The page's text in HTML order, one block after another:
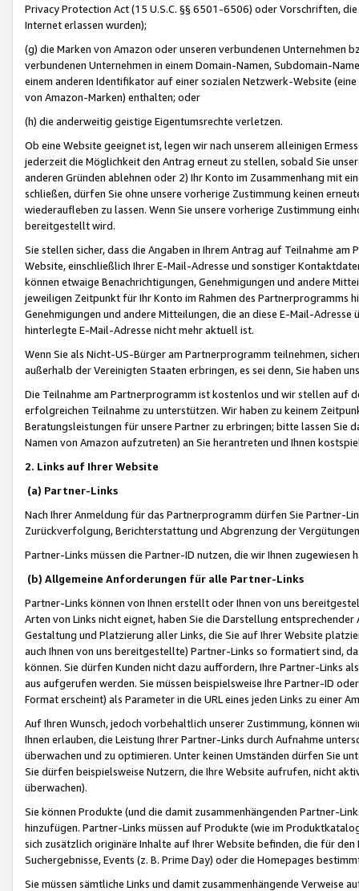
Privacy Protection Act (15 U.S.C. §§ 6501-6506) oder Vorschriften,
Internet erlassen wurden);
(g) die Marken von Amazon oder unseren verbundenen Unternehmen
verbundenen Unternehmen in einem Domain-Namen, Subdomain-
einem anderen Identifikator auf einer sozialen Netzwerk-Website
von Amazon-Marken) enthalten; oder
(h) die anderweitig geistige Eigentumsrechte verletzen.
Ob eine Website geeignet ist, legen wir nach unserem alleinigen
jederzeit die Möglichkeit den Antrag erneut zu stellen, sobald Sie
anderen Gründen ablehnen oder 2) Ihr Konto im Zusammenhang mit
schließen, dürfen Sie ohne unsere vorherige Zustimmung keinen
wiederaufleben zu lassen. Wenn Sie unsere vorherige Zustimmung
bereitgestellt wird.
Sie stellen sicher, dass die Angaben in Ihrem Antrag auf Teilnahme
Website, einschließlich Ihrer E-Mail-Adresse und sonstiger
können etwaige Benachrichtigungen, Genehmigungen und andere
jeweiligen Zeitpunkt für Ihr Konto im Rahmen des Partnerprogramms
Genehmigungen und andere Mitteilungen, die an diese E-Mail-
hinterlegte E-Mail-Adresse nicht mehr aktuell ist.
Wenn Sie als Nicht-US-Bürger am Partnerprogramm teilnehmen,
außerhalb der Vereinigten Staaten erbringen, es sei denn, Sie haben
Die Teilnahme am Partnerprogramm ist kostenlos und wir stellen auf
erfolgreichen Teilnahme zu unterstützen. Wir haben zu keinem
Beratungsleistungen für unsere Partner zu erbringen; bitte lassen Sie
Namen von Amazon aufzutreten) an Sie herantreten und Ihnen
2. Links auf Ihrer Website
(a) Partner-Links
Nach Ihrer Anmeldung für das Partnerprogramm dürfen Sie Partner-
Zurückverfolgung, Berichterstattung und Abgrenzung der
Partner-Links müssen die Partner-ID nutzen, die wir Ihnen zugewiesen
(b) Allgemeine Anforderungen für alle Partner-Links
Partner-Links können von Ihnen erstellt oder Ihnen von uns
Arten von Links nicht eignet, haben Sie die Darstellung
Gestaltung und Platzierung aller Links, die Sie auf Ihrer Website
auch Ihnen von uns bereitgestellte) Partner-Links so formatiert sind,
können. Sie dürfen Kunden nicht dazu auffordern, Ihre Partner-Links
aus aufgerufen werden. Sie müssen beispielsweise Ihre Partner-ID
Format erscheint) als Parameter in die URL eines jeden Links zu einer
Auf Ihren Wunsch, jedoch vorbehaltlich unserer Zustimmung, können
Ihnen erlauben, die Leistung Ihrer Partner-Links durch Aufnahme
überwachen und zu optimieren. Unter keinen Umständen dürfen Sie
Sie dürfen beispielsweise Nutzern, die Ihre Website aufrufen, nicht
überwachen).
Sie können Produkte (und die damit zusammenhängenden Partner-
hinzufügen. Partner-Links müssen auf Produkte (wie im
sich zusätzlich originäre Inhalte auf Ihrer Website befinden, die für
Suchergebnisse, Events (z. B. Prime Day) oder die Homepages
Sie müssen sämtliche Links und damit zusammenhängende